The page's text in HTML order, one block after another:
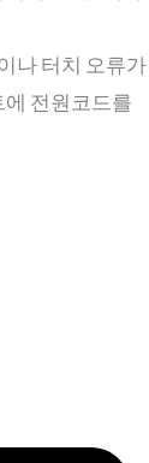
나 터치 오류가
전원코드를